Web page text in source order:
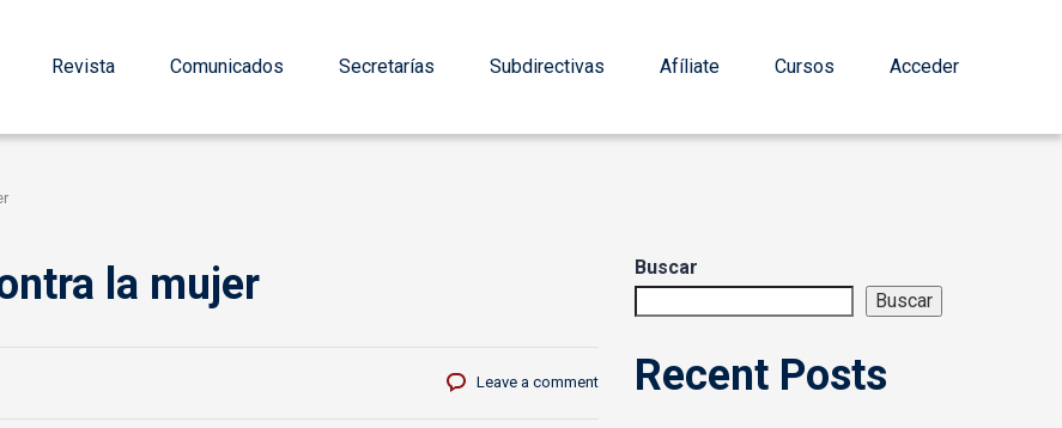
Revista Comunicados Secretarías Subdirectivas Afíliate Cursos Acceder
la mujer
Leave a comment
Buscar
Buscar
Recent Posts